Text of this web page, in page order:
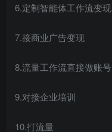
6.定制智能体工作流变现
7.接商业广告变现
8.流量工作流直接做账号
9.对接企业培训
10.打流量